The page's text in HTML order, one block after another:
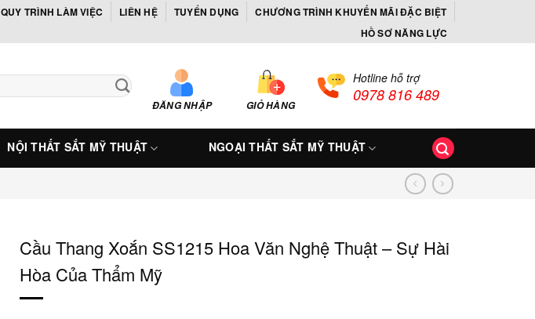
QUY TRÌNH LÀM VIỆC LIÊN HỆ TUYỂN DỤNG
CHƯƠNG TRÌNH KHUYẾN MÃI ĐẶC BIỆT
HỒ SƠ NĂNG LỰC
ĐĂNG NHẬP GIỎ HÀNG
Hotline hỗ trợ
0978 816 489
NỘI THẤT SẮT MỸ THUẬT NGOẠI THẤT SẮT MỸ THUẬT
Cầu Thang Xoắn SS1215 Hoa Văn Nghệ Thuật – Sự Hài
Hòa Của Thẩm Mỹ